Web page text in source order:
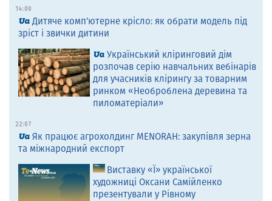
14:00
Дитяче комп’ютерне крісло: як обрати модель під
зріст і звички дитини
Український кліринговий дім
розпочав серію навчальних вебінарів
для учасників клірингу за товарним
ринком «Необроблена деревина та
пиломатеріали»
22:07
Як працює агрохолдинг MENORAH: закупівля зерна
та міжнародний експорт
Виставку «Ї» української
художниці Оксани Самійленко
презентували у Рівному